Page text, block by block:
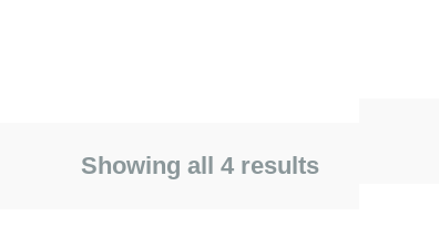
Showing all 4 results